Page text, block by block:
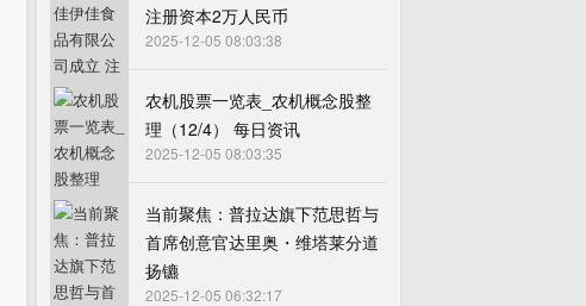
注册资本2万人民币
2025-12-05 08:03:38
农机股票一览表_农机概念股整
理（12/4） 每日资讯
2025-12-05 08:03:35
当前聚焦：普拉达旗下范思哲与
首席创意官达里奥・维塔莱分道
扬镳
2025-12-05 06:32:17